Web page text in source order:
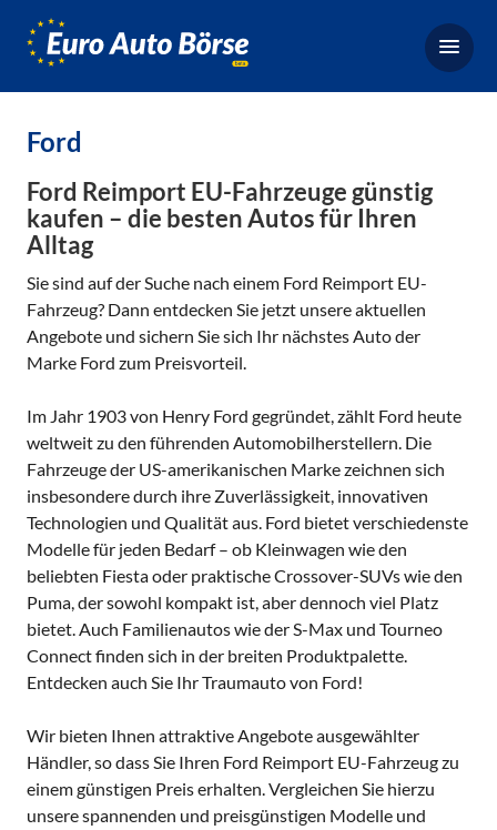
Börse,
Gebrauchtwagen,
Bestellfahrzeuge,
Ford
Ford Reimport EU-Fahrzeuge günstig
kaufen – die besten Autos für Ihren
Alltag
Sie sind auf der Suche nach einem Ford Reimport EU-
Fahrzeug? Dann entdecken Sie jetzt unsere aktuellen
Angebote und sichern Sie sich Ihr nächstes Auto der
Marke Ford zum Preisvorteil.
Im Jahr 1903 von Henry Ford gegründet, zählt Ford heute
weltweit zu den führenden Automobilherstellern. Die
Fahrzeuge der US-amerikanischen Marke zeichnen sich
insbesondere durch ihre Zuverlässigkeit, innovativen
Technologien und Qualität aus. Ford bietet verschiedenste
Modelle für jeden Bedarf – ob Kleinwagen wie den
beliebten Fiesta oder praktische Crossover-SUVs wie den
Puma, der sowohl kompakt ist, aber dennoch viel Platz
bietet. Auch Familienautos wie der S-Max und Tourneo
Connect finden sich in der breiten Produktpalette.
Entdecken auch Sie Ihr Traumauto von Ford!
Wir bieten Ihnen attraktive Angebote ausgewählter
Händler, so dass Sie Ihren Ford Reimport EU-Fahrzeug zu
einem günstigen Preis erhalten. Vergleichen Sie hierzu
unsere spannenden und preisgünstigen Modelle und